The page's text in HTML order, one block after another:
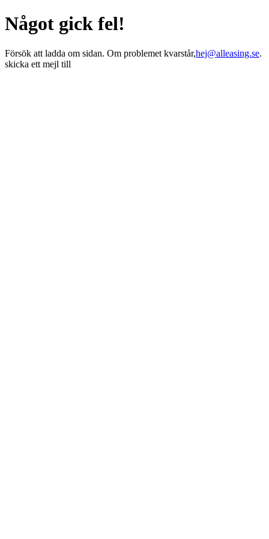
Något gick fel!
Försök att ladda om sidan. Om problemet kvarstår,hej@alleasing.se.
skicka ett mejl till